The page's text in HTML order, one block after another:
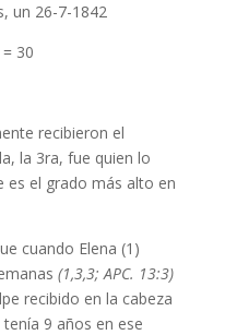
un 26-7-1842
30
recibieron el
la 3ra, fue quien lo
es el grado más alto en
cuando Elena (1)
(1,3,3; APC. 13:3)
recibido en la cabeza
9 años en ese